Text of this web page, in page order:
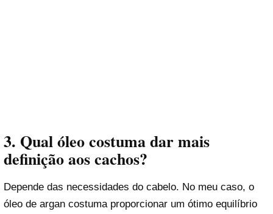
3. Qual óleo costuma dar mais
definição aos cachos?
Depende das necessidades do cabelo. No meu caso, o
óleo de argan costuma proporcionar um ótimo equilíbrio